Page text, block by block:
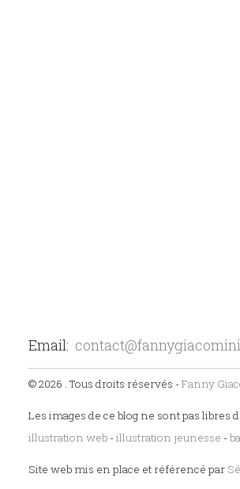
Email:
© 2026 . Tous droits réservés -Fanny
Les images de ce blog ne sont pas
illustration web -illustration jeunesse -
Site web mis en place et référencé par